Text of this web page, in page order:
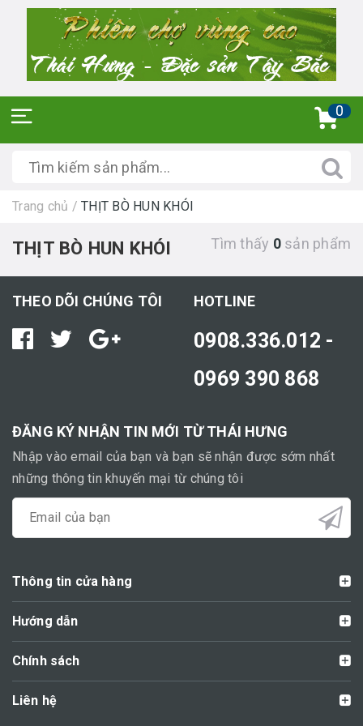
0
Trang chủ / THỊT BÒ HUN KHÓI
THỊT BÒ HUN KHÓI Tìm thấy 0sản phẩm
THEO DÕI CHÚNG TÔI HOTLINE
0908.336.012 -
0969 390 868
ĐĂNG KÝ NHẬN TIN MỚI TỪ THÁI HƯNG
Nhập vào email của bạn và bạn sẽ nhận được sớm nhất
những thông tin khuyến mại từ chúng tôi
Thông tin cửa hàng
Hướng dẫn
Chính sách
Liên hệ